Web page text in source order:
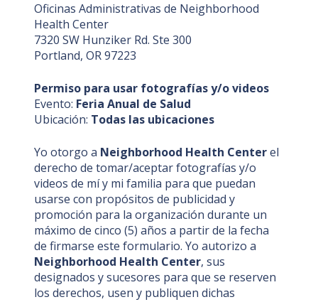
Oficinas Administrativas de Neighborhood
Health Center
7320 SW Hunziker Rd. Ste 300
Portland, OR 97223
Permiso para usar fotografías y/o videos
Evento: Feria Anual de Salud
Ubicación: Todas las ubicaciones
Yo otorgo a Neighborhood Health Centerel
derecho de tomar/aceptar fotografías y/o
videos de mí y mi familia para que puedan
usarse con propósitos de publicidad y
promoción para la organización durante un
máximo de cinco (5) años a partir de la fecha
de firmarse este formulario. Yo autorizo a
Neighborhood Health Center, sus
designados y sucesores para que se reserven
los derechos, usen y publiquen dichas